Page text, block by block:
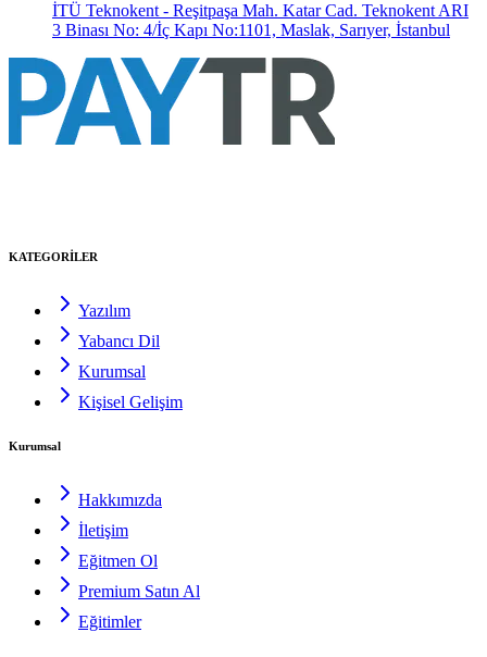
İTÜ Teknokent - Reşitpaşa Mah. Katar Cad. Teknokent ARI
3 Binası No: 4/İç Kapı No:1101, Maslak, Sarıyer, İstanbul
KATEGORİLER
Yazılım
Yabancı Dil
Kurumsal
Kişisel Gelişim
Kurumsal
Hakkımızda
İletişim
Eğitmen Ol
Premium Satın Al
Eğitimler